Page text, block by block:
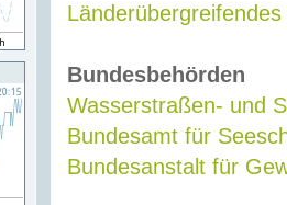
Bundesbehörden
Wasserstraßen- und
Bundesamt für
Bundesanstalt für